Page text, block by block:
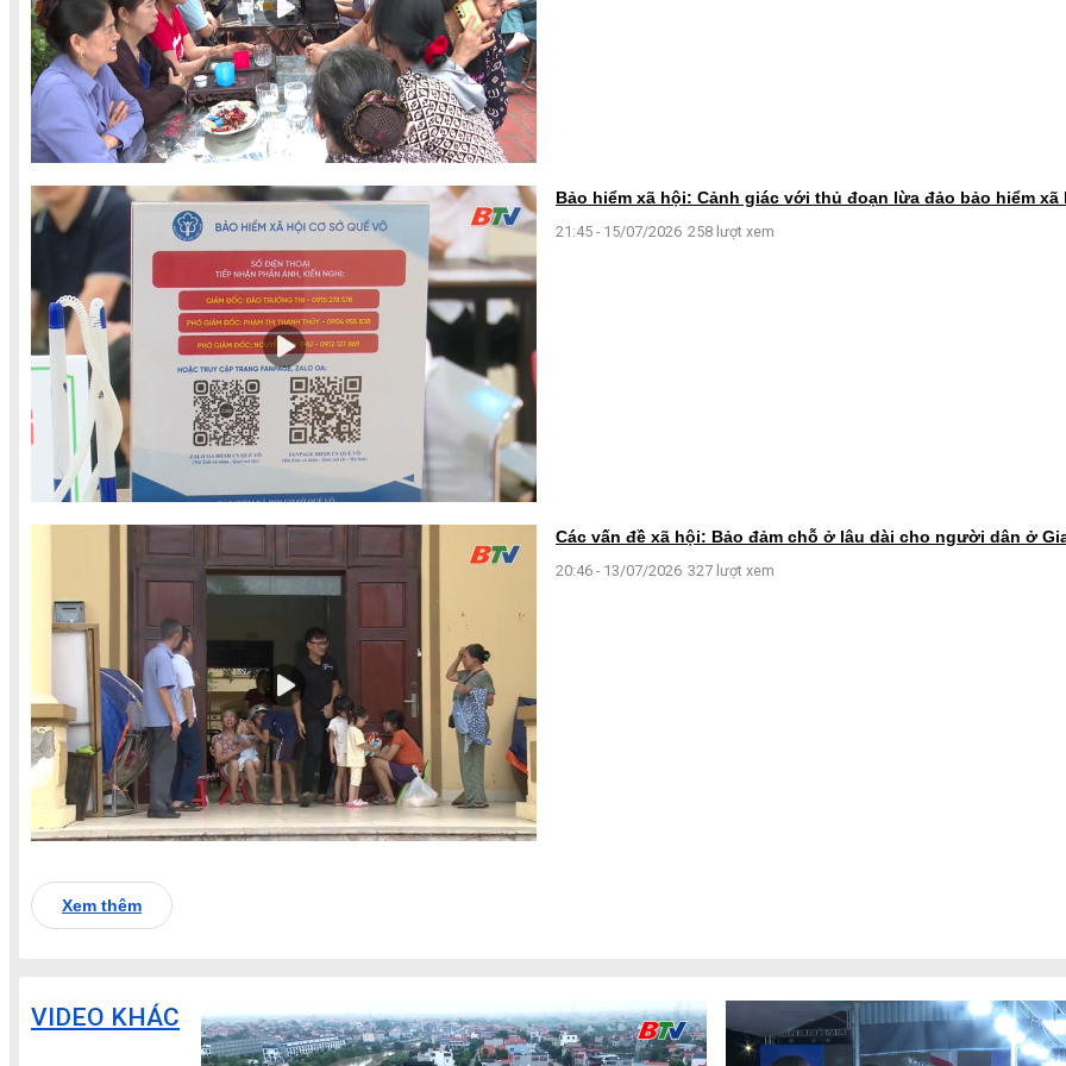
Bảo hiểm xã hội: Cảnh giác với thủ đoạn lừa đảo bảo hiểm xã
21:45 - 15/07/2026 258 lượt xem
Các vấn đề xã hội: Bảo đảm chỗ ở lâu dài cho người dân ở
20:46 - 13/07/2026 327 lượt xem
Xem thêm
VIDEO KHÁC